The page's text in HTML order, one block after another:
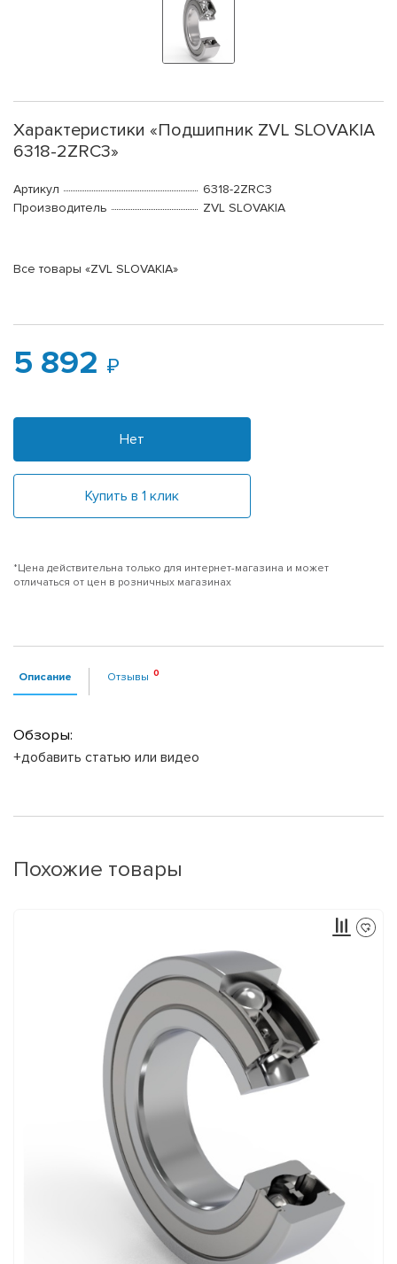
Характеристики «Подшипник ZVL SLOVAKIA
6318-2ZRC3»
Артикул
6318-2ZRC3
Производитель
ZVL SLOVAKIA
Все товары «ZVL SLOVAKIA»
5 892
Нет
Купить в 1 клик
*Цена действительна только для интернет-магазина и может
отличаться от цен в розничных магазинах
Описание Отзывы
Обзоры:
+добавить статью или видео
Похожие товары